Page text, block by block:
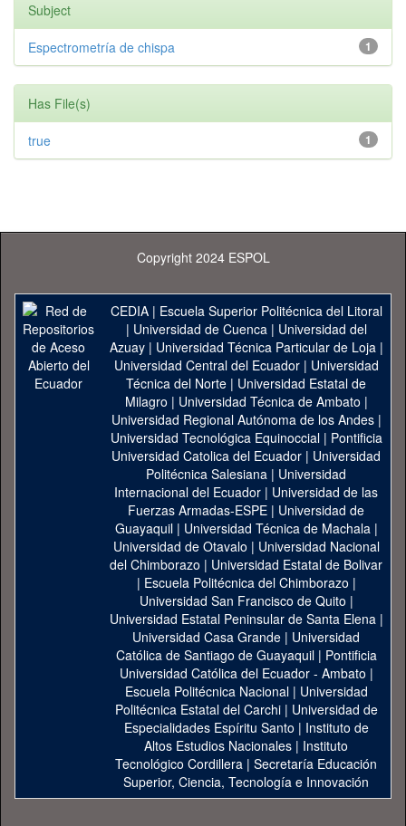
Subject
1
Espectrometría de chispa
Has File(s)
1
true
Copyright 2024 ESPOL
CEDIA| Escuela Superior Politécnica del Litoral
| Universidad de Cuenca| Universidad del
Azuay| Universidad Técnica Particular de Loja|
Universidad Central del Ecuador| Universidad
Técnica del Norte | Universidad Estatal de
Milagro | Universidad Técnica de Ambato |
Universidad Regional Autónoma de los Andes|
Universidad Tecnológica Equinoccial| Pontificia
Universidad Catolica del Ecuador | Universidad
Politécnica Salesiana | Universidad
Internacional del Ecuador | Universidad de las
Fuerzas Armadas-ESPE | Universidad de
Guayaquil| Universidad Técnica de Machala|
Universidad de Otavalo | Universidad Nacional
del Chimborazo | Universidad Estatal de Bolivar
| Escuela Politécnica del Chimborazo |
Universidad San Francisco de Quito |
Universidad Estatal Peninsular de Santa Elena|
Universidad Casa Grande | Universidad
Católica de Santiago de Guayaquil| Pontificia
Universidad Católica del Ecuador - Ambato |
Escuela Politécnica Nacional| Universidad
Politécnica Estatal del Carchi| Universidad de
Especialidades Espíritu Santo | Instituto de
Altos Estudios Nacionales | Instituto
Tecnológico Cordillera | Secretaría Educación
Superior, Ciencia, Tecnología e Innovación